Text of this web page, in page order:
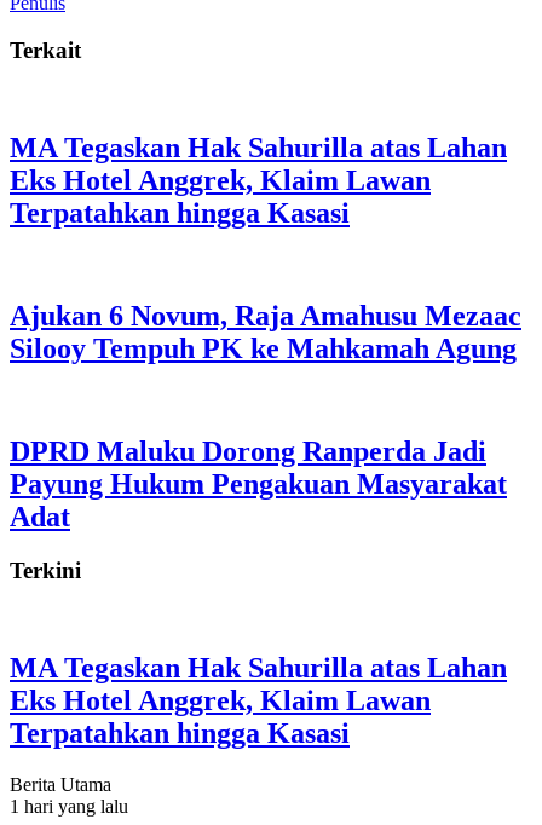
Terkait
MA Tegaskan Hak Sahurilla atas Lahan
Eks Hotel Anggrek, Klaim Lawan
Terpatahkan hingga Kasasi
Ajukan 6 Novum, Raja Amahusu Mezaac
Silooy Tempuh PK ke Mahkamah Agung
DPRD Maluku Dorong Ranperda Jadi
Payung Hukum Pengakuan Masyarakat
Adat
Terkini
MA Tegaskan Hak Sahurilla atas Lahan
Eks Hotel Anggrek, Klaim Lawan
Terpatahkan hingga Kasasi
Berita Utama
1 hari yang lalu